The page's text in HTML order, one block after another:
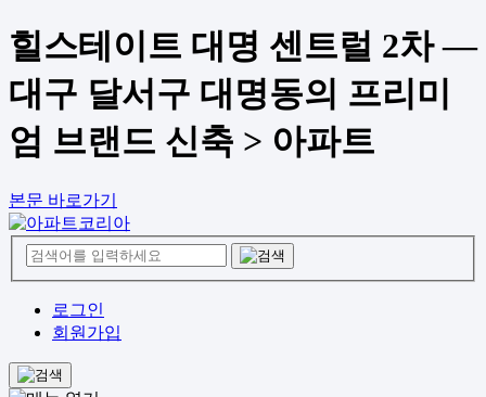
힐스테이트 대명 센트럴 2차 —
대구 달서구 대명동의 프리미
엄 브랜드 신축 > 아파트
본문 바로가기
로그인
회원가입